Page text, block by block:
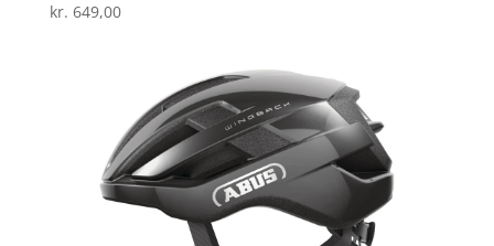
Vurderet
5
kr. 649,00